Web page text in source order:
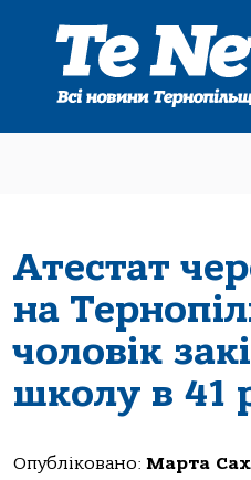
Атестат
на
чоловік
школу в 41
Опубліковано: Марта